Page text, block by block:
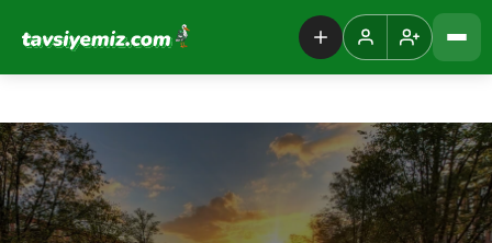
Tavsiyemiz Anasayfa